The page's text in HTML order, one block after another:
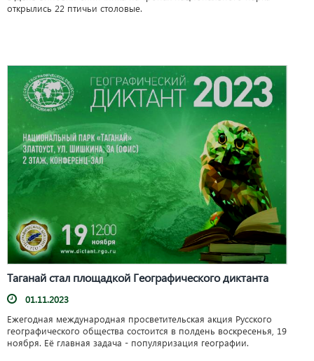
открылись 22 птичьи столовые.
Таганай стал площадкой Географического диктанта
01.11.2023
Ежегодная международная просветительская акция Русского
географического общества состоится в полдень воскресенья, 19
ноября. Её главная задача - популяризация географии.